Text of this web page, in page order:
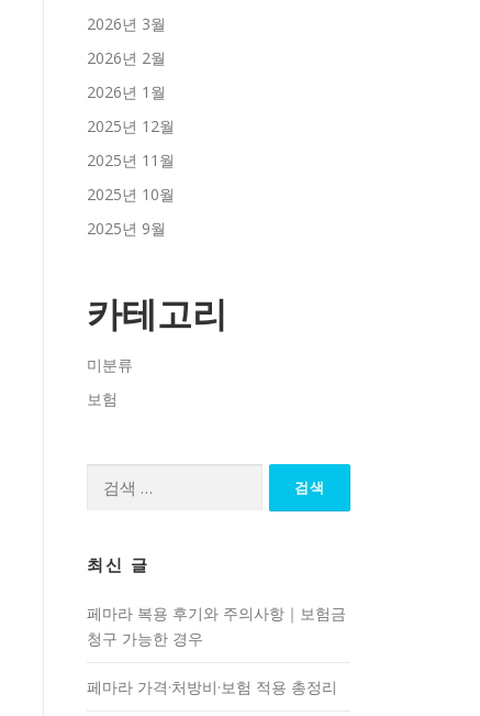
2026년 3월
2026년 2월
2026년 1월
2025년 12월
2025년 11월
2025년 10월
2025년 9월
카테고리
미분류
보험
최신 글
페마라 복용 후기와 주의사항｜보험금
청구 가능한 경우
페마라 가격·처방비·보험 적용 총정리